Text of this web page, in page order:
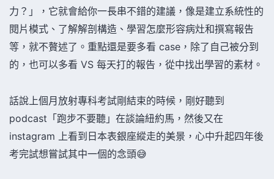
力？」，它就會給你一長串不錯的建議，像是建立系統性的
閱片模式、了解解剖構造、學習怎麼形容病灶和撰寫報告
等，就不贅述了。重點還是要多看 case，除了自己被分到
的，也可以多看 VS 每天打的報告，從中找出學習的素材。
話說上個月放射專科考試剛結束的時候，剛好聽到
podcast「跑步不要聽」在談論紐約馬，然後又在
instagram 上看到日本表銀座縱走的美景，心中升起四年後
考完試想嘗試其中一個的念頭😅